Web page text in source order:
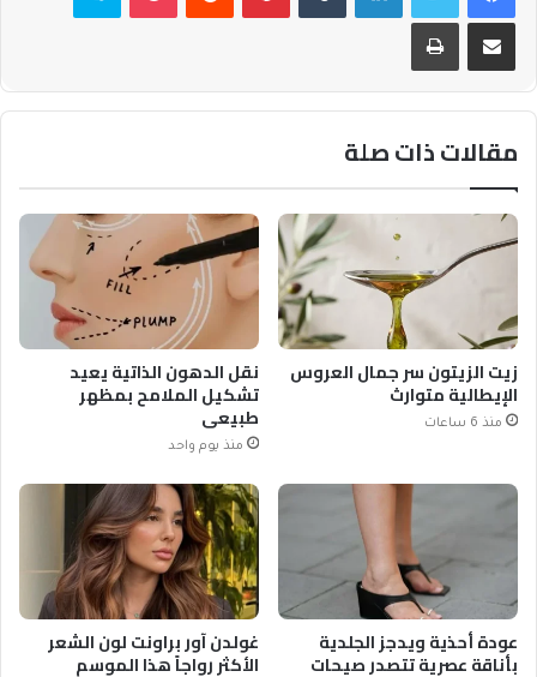
مشاركة عبر البريد طباعة
مقالات ذات صلة
زيت الزيتون سر جمال العروس
الإيطالية متوارث
منذ 6 ساعات
نقل الدهون الذاتية يعيد
تشكيل الملامح بمظهر
طبيعي
منذ يوم واحد
عودة أحذية ويدجز الجلدية
بأناقة عصرية تتصدر صيحات
غولدن آور براونت لون الشعر
الأكثر رواجاً هذا الموسم